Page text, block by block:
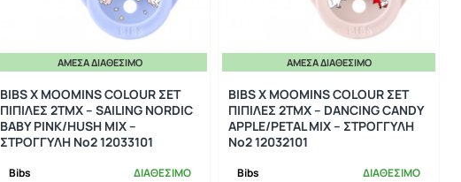
ΆΜΕΣΑ ΔΙΑΘΈΣΙΜΟ
Bibs ΔΙΑΘΕΣΙΜΟ
BIBS X MOOMINS COLOUR ΣΕΤ
ΠΙΠΙΛΕΣ 2ΤΜΧ – SAILING NORDIC
BABY PINK/HUSH MIX –
ΣΤΡΟΓΓΥΛΗ No2 12033101
ΆΜΕΣΑ ΔΙΑΘΈΣΙΜΟ
Bibs ΔΙΑΘΕΣΙΜΟ
BIBS X MOOMINS COLOUR ΣΕΤ
ΠΙΠΙΛΕΣ 2ΤΜΧ – DANCING CANDY
APPLE/PETAL MIX – ΣΤΡΟΓΓΥΛΗ
No2 12032101